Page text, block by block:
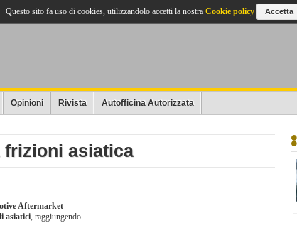
Opinioni Rivista Autofficina Autorizzata
frizioni asiatica
Aftermarket
asiatici, raggiungendo
Questo sito fa uso di cookies, utilizzandolo accetti la nostra Cookie policy Accetta